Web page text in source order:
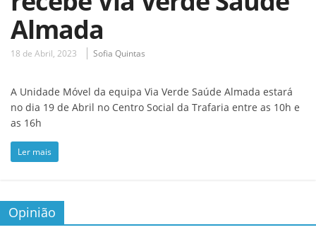
Almada
18 de Abril, 2023 Sofia Quintas
A Unidade Móvel da equipa Via Verde Saúde Almada estará
no dia 19 de Abril no Centro Social da Trafaria entre as 10h e
as 16h
Ler mais
Opinião